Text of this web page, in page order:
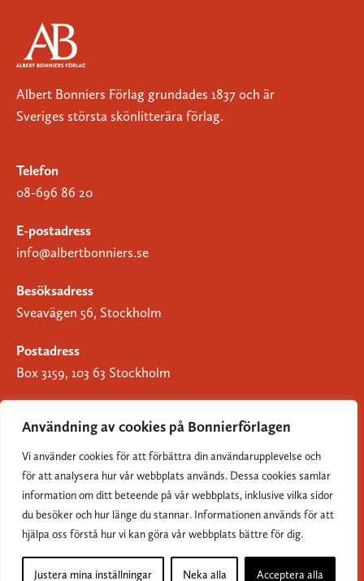
Användning av cookies på Bonnierförlagen
Vi använder cookies för att förbättra din användarupplevelse och
för att analysera hur vår webbplats används. Dessa cookies samlar
information om ditt beteende på vår webbplats, inklusive vilka sidor
du besöker och hur länge du stannar. Informationen används för att
hjälpa oss förstå hur vi kan göra vår webbplats bättre för dig.
Justera mina inställningar Neka alla Acceptera alla
Albert Bonniers Förlag grundades 1837 och är
Sveriges största skönlitterära förlag.
Telefon
08-696 86 20
E-postadress
info@albertbonniers.se
Besöksadress
Sveavägen 56, Stockholm
Postadress
Box 3159, 103 63 Stockholm
Om Bonnierförlagen
Cookies
Integritetspolicy